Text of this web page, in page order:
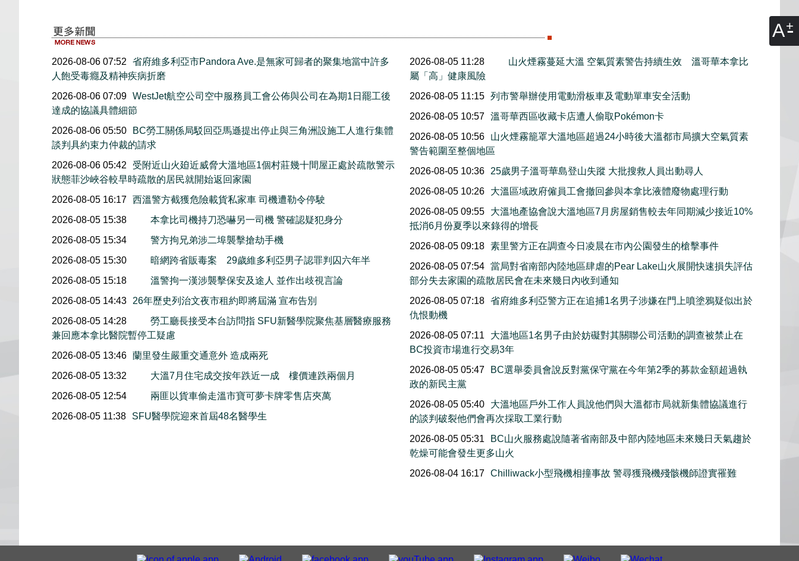
A
2026-08-06 07:52
省府維多利亞市Pandora Ave.是無家可歸者的聚集地當中許多
人飽受毒癮及精神疾病折磨
2026-08-06 07:09 WestJet航空公司空中服務員工會公佈與公司在為期1日罷工後
達成的協議具體細節
2026-08-06 05:50
BC勞工關係局駁回亞馬遜提出停止與三角洲設施工人進行集體
談判具約束力仲裁的請求
2026-08-06 05:42
受附近山火廹近威脅大溫地區1個村莊幾十間屋正處於疏散警示
狀態菲沙峽谷較早時疏散的居民就開始返回家園
2026-08-05 16:17 西溫警方截獲危險載貨私家車 司機遭勒令停駛
2026-08-05 15:38
本拿比司機持刀恐嚇另一司機 警確認疑犯身分
2026-08-05 15:34
警方拘兄弟涉二埠襲擊搶劫手機
2026-08-05 15:30
暗網跨省販毒案 29歲維多利亞男子認罪判囚六年半
2026-08-05 15:18
溫警拘一漢涉襲擊保安及途人 並作出歧視言論
2026-08-05 14:43
26年歷史列治文夜市租約即將屆滿 宣布告別
2026-08-05 14:28
勞工廳長接受本台訪問指 SFU新醫學院聚焦基層醫療服務
兼回應本拿比醫院暫停工疑慮
2026-08-05 13:46 蘭里發生嚴重交通意外 造成兩死
2026-08-05 13:32
大溫7月住宅成交按年跌近一成 樓價連跌兩個月
2026-08-05 12:54
兩匪以貨車偷走溫市寶可夢卡牌零售店夾萬
2026-08-05 11:38
SFU醫學院迎來首屆48名醫學生
2026-08-05 11:28
山火煙霧蔓延大溫 空氣質素警告持續生效 溫哥華本拿比
屬「高」健康風險
2026-08-05 11:15
列市警舉辦使用電動滑板車及電動單車安全活動
2026-08-05 10:57
溫哥華西區收藏卡店遭人偷取Pokémon卡
2026-08-05 10:56
山火煙霧籠罩大溫地區超過24小時後大溫都市局擴大空氣質素
警告範圍至整個地區
2026-08-05 10:36
25歲男子溫哥華島登山失蹤 大批搜救人員出動尋人
2026-08-05 10:26
大溫區域政府僱員工會撤回參與本拿比液體廢物處理行動
2026-08-05 09:55
大溫地產協會說大溫地區7月房屋銷售較去年同期減少接近10%
抵消6月份夏季以來錄得的增長
2026-08-05 09:18
素里警方正在調查今日凌晨在市內公園發生的槍擊事件
2026-08-05 07:54
當局對省南部內陸地區肆虐的Pear Lake山火展開快速損失評估
部分失去家園的疏散居民會在未來幾日內收到通知
2026-08-05 07:18
省府維多利亞警方正在追捕1名男子涉嫌在門上噴塗鴉疑似出於
仇恨動機
2026-08-05 07:11
大溫地區1名男子由於妨礙對其關聯公司活動的調查被禁止在
BC投資市場進行交易3年
2026-08-05 05:47
BC選舉委員會說反對黨保守黨在今年第2季的募款金額超過執
政的新民主黨
2026-08-05 05:40
大溫地區戶外工作人員說他們與大溫都市局就新集體協議進行
的談判破裂他們會再次採取工業行動
2026-08-05 05:31
BC山火服務處說隨著省南部及中部內陸地區未來幾日天氣趨於
乾燥可能會發生更多山火
2026-08-04 16:17
Chilliwack小型飛機相撞事故 警尋獲飛機殘骸機師證實罹難